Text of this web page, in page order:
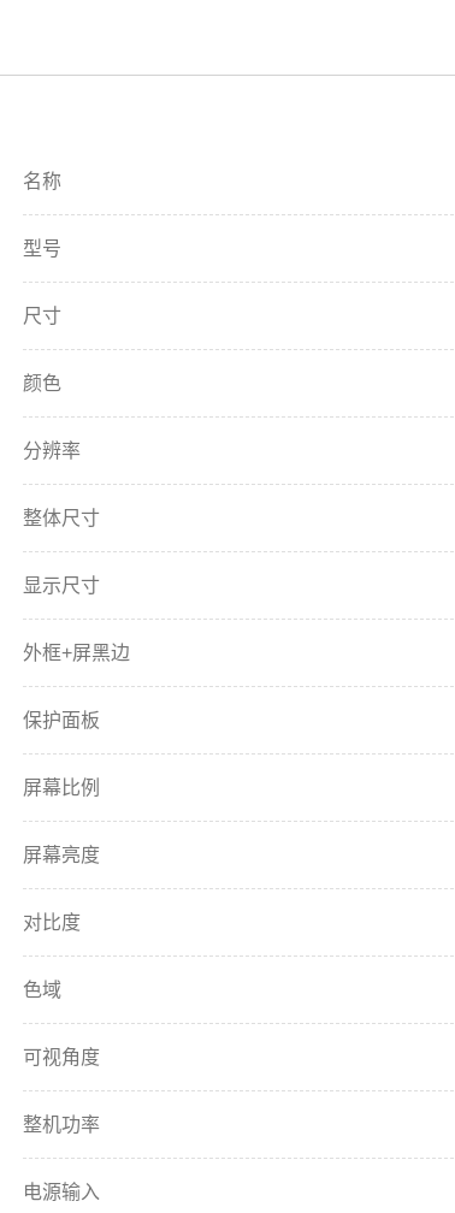
名称
型号
尺寸
颜色
分辨率
整体尺寸
显示尺寸
外框+屏黑边
保护面板
屏幕比例
屏幕亮度
对比度
色域
可视角度
整机功率
电源输入